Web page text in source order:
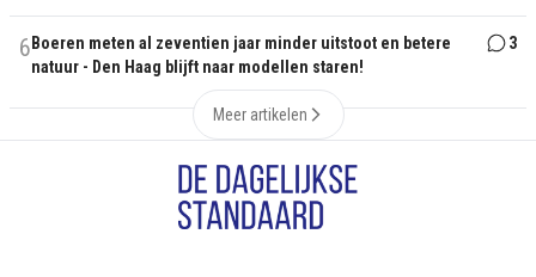
6 Boeren meten al zeventien jaar minder uitstoot en betere
natuur - Den Haag blijft naar modellen staren!
3
Meer artikelen